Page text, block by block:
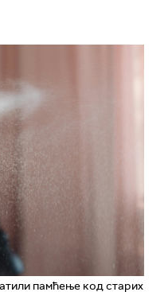
памћење код старих